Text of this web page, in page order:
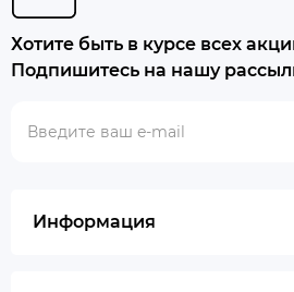
Хотите быть в курсе всех
Подпишитесь на нашу
Информация